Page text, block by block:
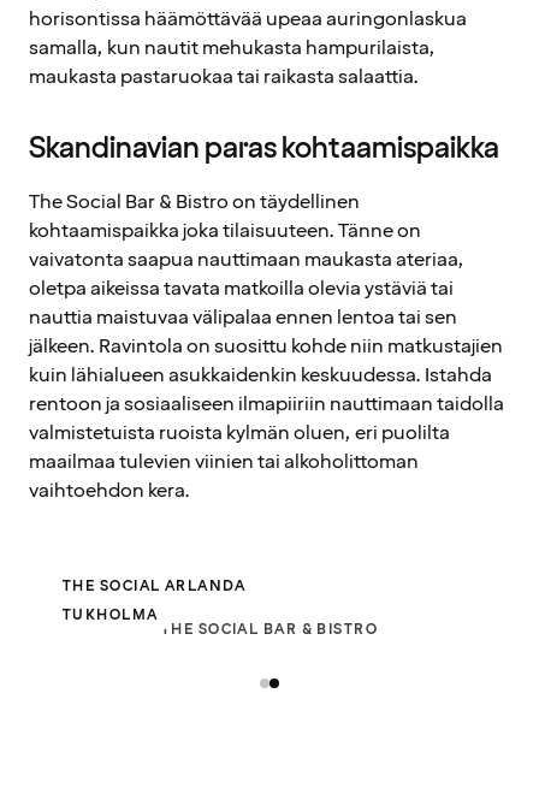
horisontissa häämöttävää upeaa auringonlaskua
samalla, kun nautit mehukasta hampurilaista,
maukasta pastaruokaa tai raikasta salaattia.
Skandinavian paras kohtaamispaikka
The Social Bar & Bistro on täydellinen
kohtaamispaikka joka tilaisuuteen. Tänne on
vaivatonta saapua nauttimaan maukasta ateriaa,
oletpa aikeissa tavata matkoilla olevia ystäviä tai
nauttia maistuvaa välipalaa ennen lentoa tai sen
jälkeen. Ravintola on suosittu kohde niin matkustajien
kuin lähialueen asukkaidenkin keskuudessa. Istahda
rentoon ja sosiaaliseen ilmapiiriin nauttimaan taidolla
valmistetuista ruoista kylmän oluen, eri puolilta
maailmaa tulevien viinien tai alkoholittoman
vaihtoehdon kera.
THE SOCIAL BAR & BISTRO
THE SOCIAL ARLANDA
TUKHOLMA